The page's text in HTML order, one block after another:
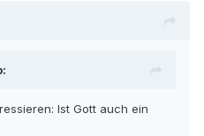
Ist Gott auch ein